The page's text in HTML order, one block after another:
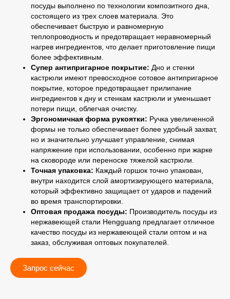
посуды выполнено по технологии композитного дна,
состоящего из трех слоев материала. Это
обеспечивает быструю и равномерную
теплопроводность и предотвращает неравномерный
нагрев ингредиентов, что делает приготовление пищи
более эффективным.
Супер антипригарное покрытие: Дно и стенки
кастрюли имеют превосходное сотовое антипригарное
покрытие, которое предотвращает прилипание
ингредиентов к дну и стенкам кастрюли и уменьшает
потери пищи, облегчая очистку.
Эргономичная форма рукоятки: Ручка увеличенной
формы не только обеспечивает более удобный захват,
но и значительно улучшает управление, снимая
напряжение при использовании, особенно при жарке
на сковороде или переноске тяжелой кастрюли.
Точная упаковка: Каждый горшок точно упакован,
внутри находится слой амортизирующего материала,
который эффективно защищает от ударов и падений
во время транспортировки.
Оптовая продажа посуды: Производитель посуды из
нержавеющей стали Hengguang предлагает отличное
качество посуды из нержавеющей стали оптом и на
заказ, обслуживая оптовых покупателей.
Запрос сейчас